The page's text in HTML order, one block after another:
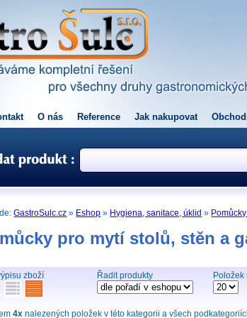
O nás Reference Jak nakupovat
GastroSulc.cz » Eshop » Hygiena, sanitace, úklid »
pro mytí stolů, stěn a
zboží Řadit produkty Položek
4x nalezených položek v této kategorii a všech